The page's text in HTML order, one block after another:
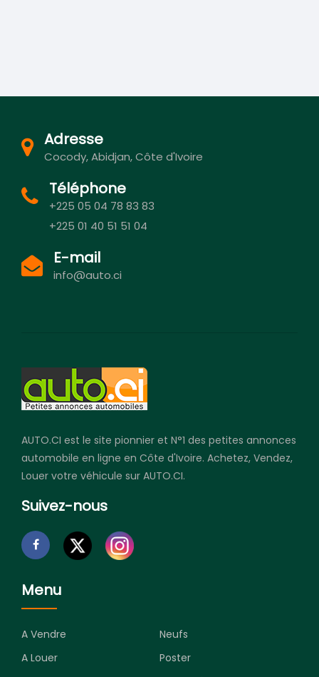
Adresse
Cocody, Abidjan, Côte d'Ivoire
Téléphone
+225 05 04 78 83 83
+225 01 40 51 51 04
E-mail
info@auto.ci
AUTO.CI est le site pionnier et N°1 des petites annonces
automobile en ligne en Côte d'Ivoire. Achetez, Vendez,
Louer votre véhicule sur AUTO.CI.
Suivez-nous
Menu
A Vendre
Neufs
A Louer
Poster